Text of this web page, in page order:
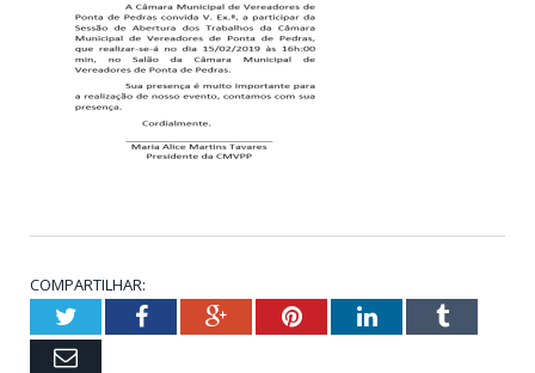
COMPARTILHAR:
TwitterFacebookGoogle+PinterestLinkedInTumblr
Email